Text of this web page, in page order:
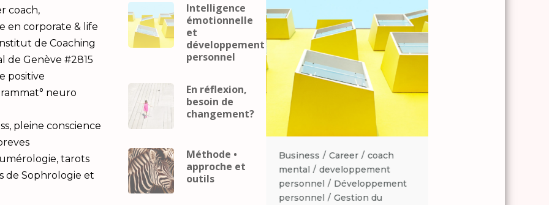
coach,
en corporate & life
de Coaching
de Genève #2815
positive
neuro
pleine conscience
tarots
de Sophrologie et
Intelligence
émotionnelle
et
développement
personnel
En réflexion,
besoin de
changement?
Méthode •
approche et
outils
Career
coach
developpement
Développement
Business Career
coach
mental
developpement
personnel
Développement
personnel
Gestion du
Business Career
coach
mental
developpement
personnel
Développement
personnel
Gestion du